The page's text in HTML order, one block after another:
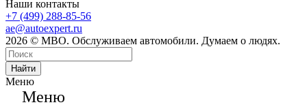
Наши контакты
+7 (499) 288-85-56
ae@autoexpert.ru
2026 © МВО. Обслуживаем автомобили. Думаем о людях.
Найти
Меню
Меню